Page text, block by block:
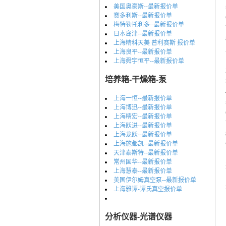
美国奥豪斯--最新报价单
赛多利斯--最新报价单
梅特勒托利多--最新报价单
日本岛津--最新报价单
上海精科天美 普利赛斯 报价单
上海良平--最新报价单
上海舜宇恒平--最新报价单
培养箱-干燥箱-泵
上海一恒--最新报价单
上海博迅--最新报价单
上海精宏--最新报价单
上海跃进--最新报价单
上海龙跃--最新报价单
上海施都凯--最新报价单
天津泰斯特--最新报价单
常州国华--最新报价单
上海慧泰--最新报价单
美国伊尔姆真空泵--最新报价单
上海雅谭-谭氏真空报价单
分析仪器-光谱仪器